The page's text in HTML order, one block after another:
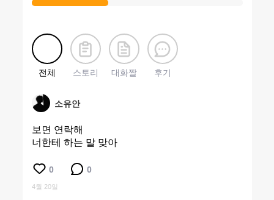
전체 스토리 대화짤 후기
소유안
보면 연락해
너한테 하는 말 맞아
0 0
4월 20일